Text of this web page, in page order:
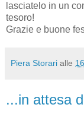
lasciatelo in un
tesoro!
Grazie e buone
Piera Storari alle
...in attesa